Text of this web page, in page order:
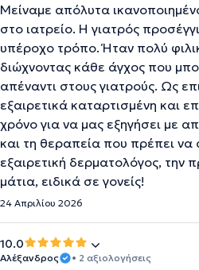
Μείναμε απόλυτα
στο ιατρείο. Η γιατρός
υπέροχο τρόπο. Ήταν πολύ
διώχνοντας κάθε άγχος που
απέναντι στους γιατρούς. Ως
εξαιρετικά καταρτισμένη και
χρόνο για να μας εξηγήσει με
και τη θεραπεία που πρέπει
εξαιρετική δερματολόγος, την
μάτια, ειδικά σε γονείς!
24 Απριλίου 2026
10.0
Αλέξανδρος • 2 αξιολογήσεις